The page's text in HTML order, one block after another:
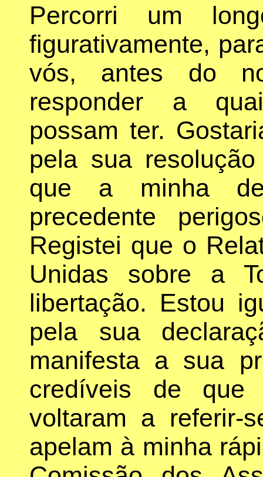
Percorri um
figurativamente,
vós, antes do
responder a
possam ter.
pela sua
que a minha
precedente
Registei que o
Unidas sobre a
libertação. Estou
pela sua
manifesta a sua
credíveis de que
voltaram a referir-
apelam à minha